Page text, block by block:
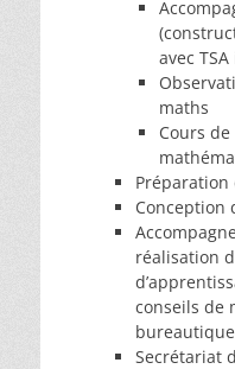
avec
maths
Cours
Préparation
Conception
réalisation
conseils de
bureautique
Secrétariat